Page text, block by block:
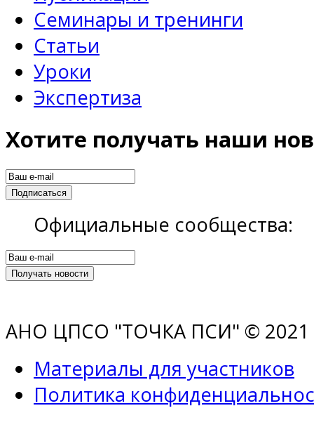
Семинары и тренинги
Статьи
Уроки
Экспертиза
Хотите получать наши
Официальные сообщества:
АНО ЦПСО "ТОЧКА ПСИ" © 2021
Материалы для участников
Политика